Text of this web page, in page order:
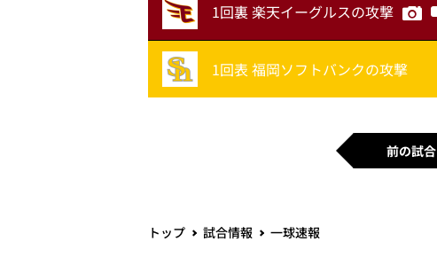
1回裏 楽天イーグルスの攻撃
1回表 福岡ソフトバンクの攻撃
前の試合
トップ 試合情報 一球速報